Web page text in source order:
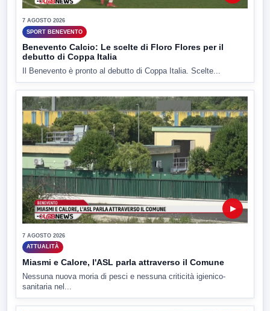
7 AGOSTO 2026
SPORT BENEVENTO
Benevento Calcio: Le scelte di Floro Flores per il
debutto di Coppa Italia
Il Benevento è pronto al debutto di Coppa Italia. Scelte...
▶
7 AGOSTO 2026
ATTUALITÀ
Miasmi e Calore, l'ASL parla attraverso il Comune
Nessuna nuova moria di pesci e nessuna criticità igienico-
sanitaria nel...